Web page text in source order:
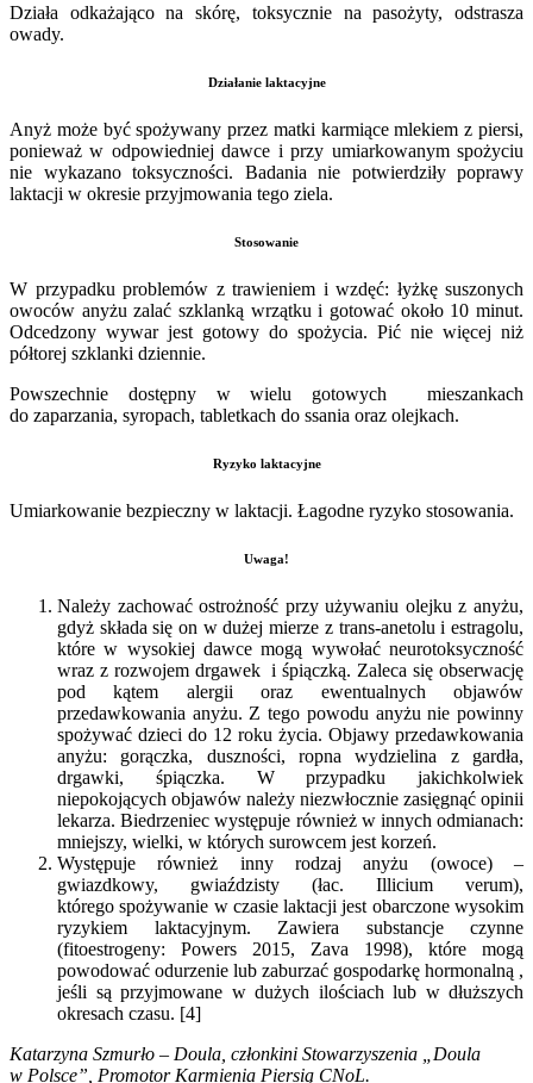
Działa odkażająco na skórę, toksycznie na pasożyty, odstrasza
owady.
Działanie laktacyjne
Anyż może być spożywany przez matki karmiące mlekiem z piersi,
ponieważ w odpowiedniej dawce i przy umiarkowanym spożyciu
nie wykazano toksyczności. Badania nie potwierdziły poprawy
laktacji w okresie przyjmowania tego ziela.
Stosowanie
W przypadku problemów z trawieniem i wzdęć: łyżkę suszonych
owoców anyżu zalać szklanką wrzątku i gotować około 10 minut.
Odcedzony wywar jest gotowy do spożycia. Pić nie więcej niż
półtorej szklanki dziennie.
Powszechnie dostępny w wielu gotowych mieszankach
do zaparzania, syropach, tabletkach do ssania oraz olejkach.
Ryzyko laktacyjne
Umiarkowanie bezpieczny w laktacji. Łagodne ryzyko stosowania.
Uwaga!
Należy zachować ostrożność przy używaniu olejku z anyżu,
gdyż składa się on w dużej mierze z trans-anetolu i estragolu,
które w wysokiej dawce mogą wywołać neurotoksyczność
wraz z rozwojem drgawek i śpiączką. Zaleca się obserwację
pod kątem alergii oraz ewentualnych objawów
przedawkowania anyżu. Z tego powodu anyżu nie powinny
spożywać dzieci do 12 roku życia. Objawy przedawkowania
anyżu: gorączka, duszności, ropna wydzielina z gardła,
drgawki, śpiączka. W przypadku jakichkolwiek
niepokojących objawów należy niezwłocznie zasięgnąć opinii
lekarza. Biedrzeniec występuje również w innych odmianach:
mniejszy, wielki, w których surowcem jest korzeń.
Występuje również inny rodzaj anyżu (owoce) –
gwiazdkowy, gwiaździsty (łac. Illicium verum),
którego spożywanie w czasie laktacji jest obarczone wysokim
ryzykiem laktacyjnym. Zawiera substancje czynne
(fitoestrogeny: Powers 2015, Zava 1998), które mogą
powodować odurzenie lub zaburzać gospodarkę hormonalną ,
jeśli są przyjmowane w dużych ilościach lub w dłuższych
okresach czasu. [4]
Katarzyna Szmurło – Doula, członkini Stowarzyszenia „Doula
w Polsce”, Promotor Karmienia Piersią CNoL.